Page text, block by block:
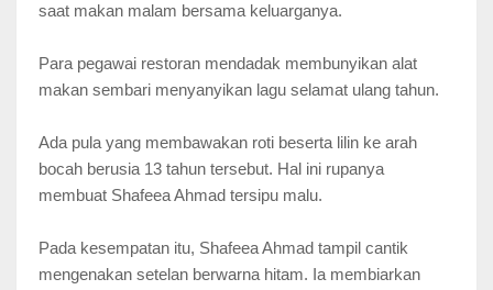
saat makan malam bersama keluarganya.
Para pegawai restoran mendadak membunyikan alat
makan sembari menyanyikan lagu selamat ulang tahun.
Ada pula yang membawakan roti beserta lilin ke arah
bocah berusia 13 tahun tersebut. Hal ini rupanya
membuat Shafeea Ahmad tersipu malu.
Pada kesempatan itu, Shafeea Ahmad tampil cantik
mengenakan setelan berwarna hitam. Ia membiarkan